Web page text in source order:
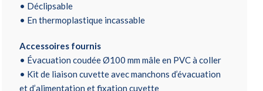
• Déclipsable
• En thermoplastique incassable
Accessoires fournis
• Évacuation coudée Ø100 mm mâle en PVC à coller
• Kit de liaison cuvette avec manchons d’évacuation
et d’alimentation et fixation cuvette